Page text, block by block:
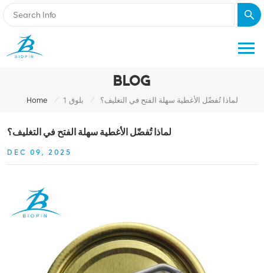
BLOG
Home / بلوق 1 / لماذا تُفضّل الأغطية سهلة الفتح في التغليف؟
لماذا تُفضّل الأغطية سهلة الفتح في التغليف؟
DEC 09, 2025